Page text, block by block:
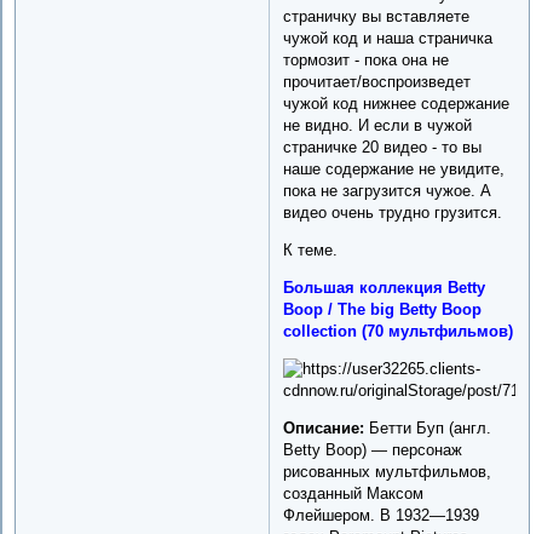
страничку вы вставляете
чужой код и наша страничка
тормозит - пока она не
прочитает/воспроизведет
чужой код нижнее содержание
не видно. И если в чужой
страничке 20 видео - то вы
наше содержание не увидите,
пока не загрузится чужое. А
видео очень трудно грузится.
К теме.
Большая коллекция Betty
Boop / The big Betty Boop
collection (70 мультфильмов)
Описание: Бетти Буп (англ.
Betty Boop) — персонаж
рисованных мультфильмов,
созданный Максом
Флейшером. В 1932—1939